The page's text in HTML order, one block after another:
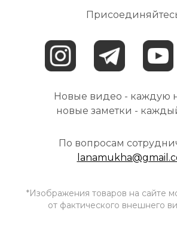
Новые видео - каждую
новые заметки -
По вопросам
*Изображения товаров на сайте
от фактического внешнего